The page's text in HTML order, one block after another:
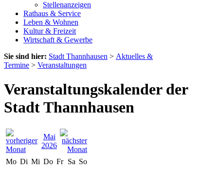
Stellenanzeigen
Rathaus & Service
Leben & Wohnen
Kultur & Freizeit
Wirtschaft & Gewerbe
Sie sind hier: Stadt Thannhausen > Aktuelles &
Termine > Veranstaltungen
Veranstaltungskalender der
Stadt Thannhausen
Mai
2026
Mo Di Mi Do Fr Sa So